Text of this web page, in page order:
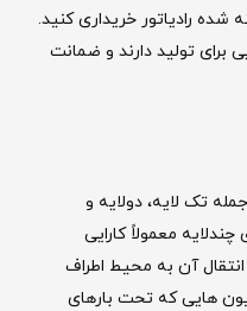
‌شده رادیاتور خریداری کنید.
برای تولید دارند و ضمانت
تک ‌لایه، دو‌لایه و
معمولاً کارایی
انتقال آن به محیط اطراف
‌هایی که تحت بارهای